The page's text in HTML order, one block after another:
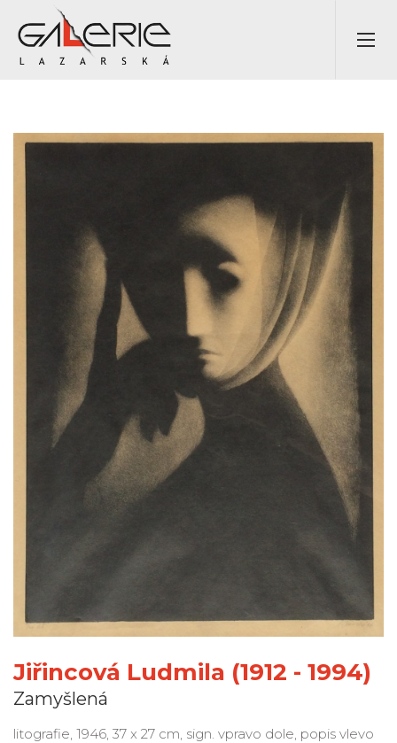
Jiřincová Ludmila (1912 - 1994)
Zamyšlená
litografie, 1946, 37 x 27 cm, sign. vpravo dole, popis vlevo